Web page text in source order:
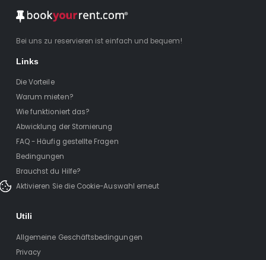
Bei uns zu reservieren ist einfach und bequem!
Links
Die Vorteile
Warum mieten?
Wie funktioniert das?
Abwicklung der Stornierung
FAQ - Häufig gestellte Fragen
Bedingungen
Brauchst du Hilfe?
Aktivieren Sie die Cookie-Auswahl erneut
Utili
Allgemeine Geschäftsbedingungen
Privacy